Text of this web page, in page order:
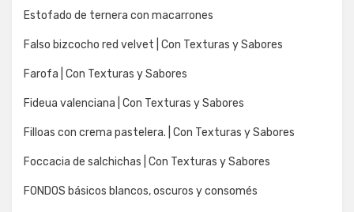
Estofado de ternera con macarrones
Falso bizcocho red velvet | Con Texturas y Sabores
Farofa | Con Texturas y Sabores
Fideua valenciana | Con Texturas y Sabores
Filloas con crema pastelera. | Con Texturas y Sabores
Foccacia de salchichas | Con Texturas y Sabores
FONDOS básicos blancos, oscuros y consomés